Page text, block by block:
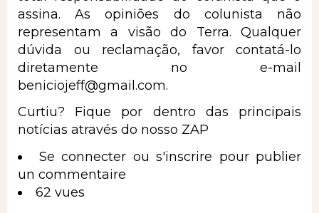
assina. As opiniões do colunista não
representam a visão do Terra. Qualquer
dúvida ou reclamação, favor contatá-lo
diretamente no e-mail
beniciojeff@gmail.com.
Curtiu? Fique por dentro das principais
notícias através do nosso ZAP
Se connecter ou s'inscrire pour publier
un commentaire
62 vues